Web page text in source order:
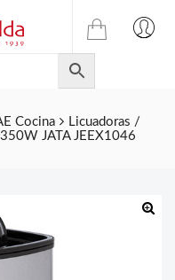
TIENDA
ONLINE
DE
JULIAN
CELDA
S.L.
Cocina
Licuadoras /
JATA JEEX1046